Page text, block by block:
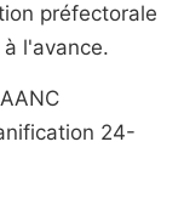
préfectorale
l'avance.
24-